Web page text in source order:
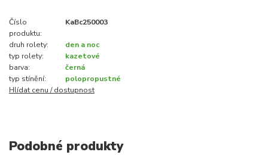
Číslo
produktu:
KaBc250003
druh rolety:
den a noc
typ rolety:
kazetové
barva:
černá
typ stínění:
polopropustné
Hlídat cenu / dostupnost
Podobné produkty